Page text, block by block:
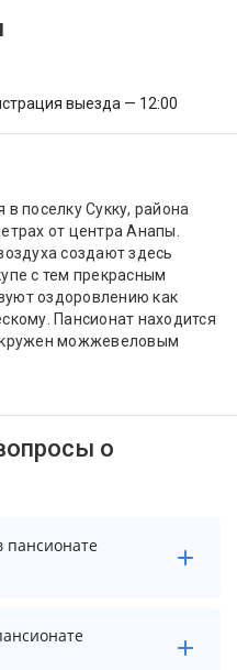
выезда — 12:00
поселку Сукку, района
от центра Анапы.
создают здесь
с тем прекрасным
оздоровлению как
Пансионат находится
можжевеловым
о
пансионате
Шингари
увидеть